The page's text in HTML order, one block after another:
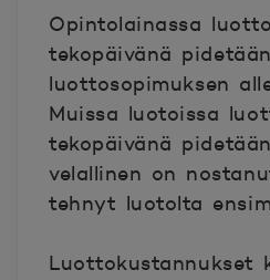
Opintolainassa
tekopäivänä pidetään
luottosopimuksen
Muissa luotoissa
tekopäivänä
velallinen on
tehnyt luotolta
Luottokustannukset